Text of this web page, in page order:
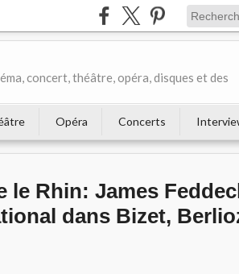
concert, théâtre, opéra, disques et des
Opéra Concerts
le Rhin: James
dans Bizet,